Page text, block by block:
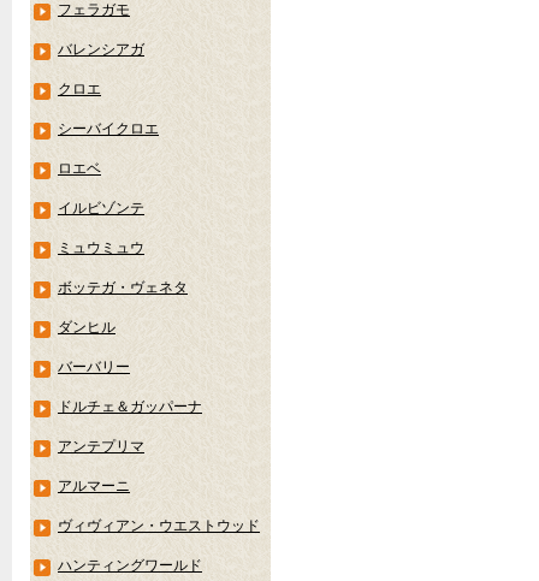
フェラガモ
バレンシアガ
クロエ
シーバイクロエ
ロエベ
イルビゾンテ
ミュウミュウ
ボッテガ・ヴェネタ
ダンヒル
バーバリー
ドルチェ＆ガッパーナ
アンテプリマ
アルマーニ
ヴィヴィアン・ウエストウッド
ハンティングワールド